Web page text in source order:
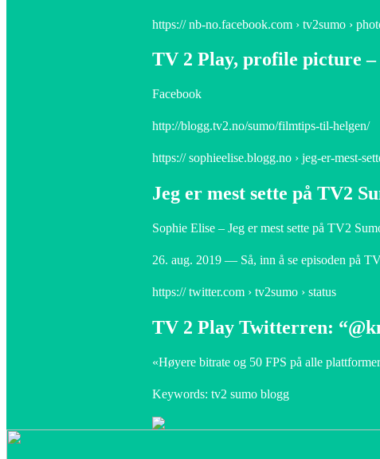
https:// nb-no.facebook.com › tv2sumo ›
TV 2 Play, profile picture –
Facebook
http://blogg.tv2.no/sumo/filmtips-til-helgen/
https:// sophieelise.blogg.no › jeg-er-mest-
Jeg er mest sette på TV2
Sophie Elise – Jeg er mest sette på TV2
26. aug. 2019 — Så, inn å se episoden på
https:// twitter.com › tv2sumo › status
TV 2 Play Twitterren:
«Høyere bitrate og 50 FPS på alle
Keywords: tv2 sumo blogg